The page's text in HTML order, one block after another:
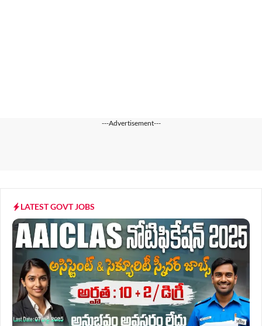
---Advertisement---
LATEST GOVT JOBS